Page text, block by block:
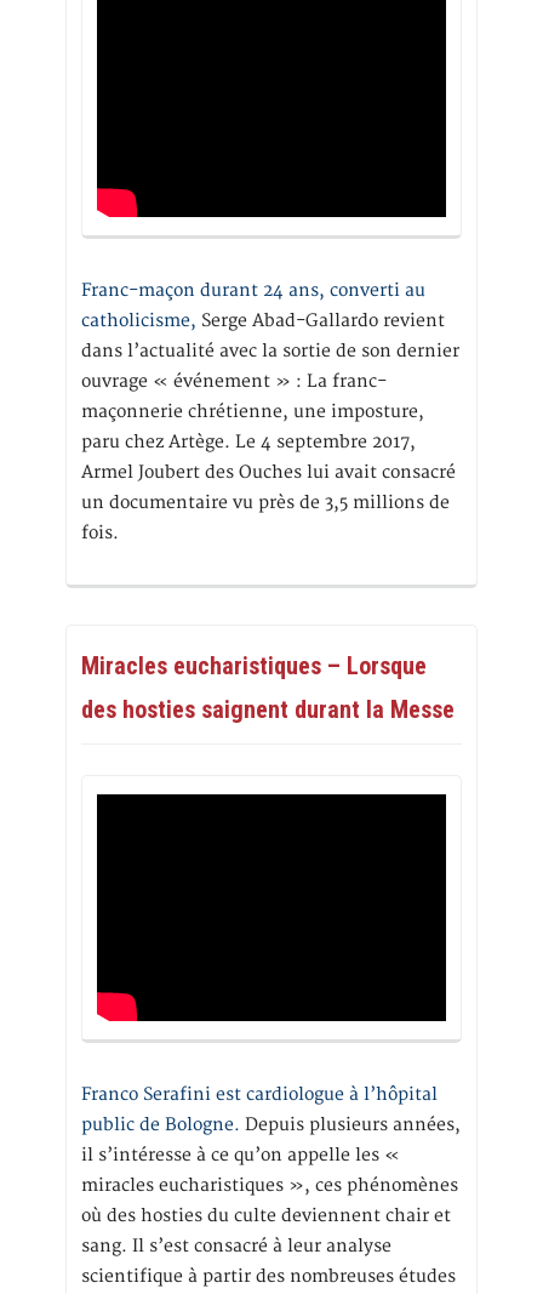
Franc-maçon durant 24 ans, converti au
catholicisme, Serge Abad-Gallardo revient
dans l’actualité avec la sortie de son dernier
ouvrage « événement » : La franc-
maçonnerie chrétienne, une imposture,
paru chez Artège. Le 4 septembre 2017,
Armel Joubert des Ouches lui avait consacré
un documentaire vu près de 3,5 millions de
fois.
Miracles eucharistiques – Lorsque
des hosties saignent durant la Messe
Franco Serafini est cardiologue à l’hôpital
public de Bologne. Depuis plusieurs années,
il s’intéresse à ce qu’on appelle les «
miracles eucharistiques », ces phénomènes
où des hosties du culte deviennent chair et
sang. Il s’est consacré à leur analyse
scientifique à partir des nombreuses études